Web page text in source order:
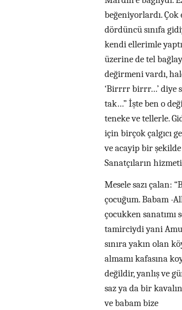
beğeniyorlardı. Çok
dördüncü sınıfa
kendi ellerimle
üzerine de tel
değirmeni vardı,
‘Birrrr birrr…’ diye
tak…” İşte ben o
teneke ve tellerle.
için birçok çalgıcı
ve acayip bir
Sanatçıların
Mesele sazı çalan:
çocuğum. Babam -
çocukken sanatımı
tamirciydi yani
sınıra yakın olan
almamı kafasına
değildir, yanlış ve
saz ya da bir
ve babam bize